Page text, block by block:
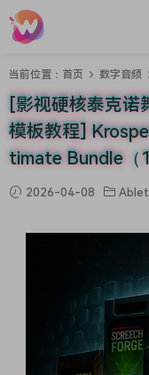
当前位置： 首页 数字音频
[影视硬核泰克
模板教程]
timate Bundle（
2026-04-08